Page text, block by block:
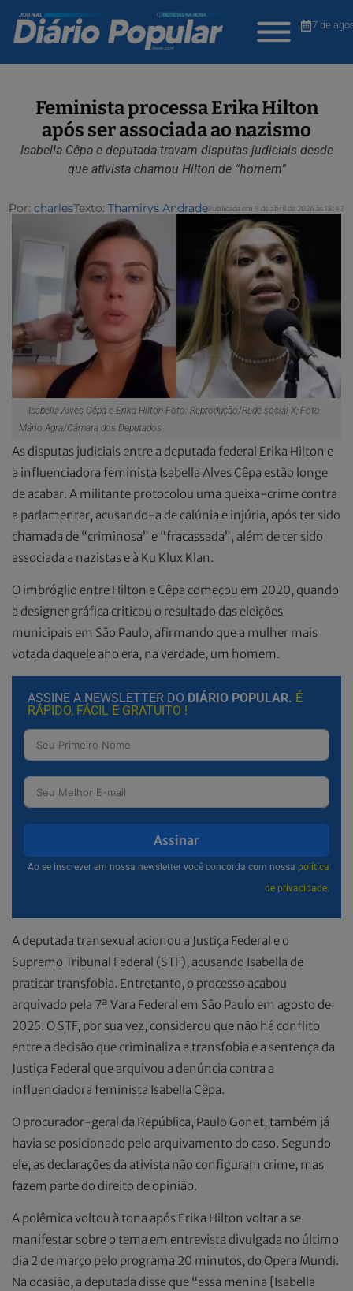
7 de
Feminista processa Erika Hilton
após ser associada ao nazismo
Isabella Cêpa e deputada travam disputas judiciais desde
que ativista chamou Hilton de “homem”
Por: charlesTexto: Thamirys AndradePublicada em 9 de abril de 2026 às 18:47
Isabella Alves Cêpa e Erika Hilton Foto: Reprodução/Rede social X; Foto:
Mário Agra/Câmara dos Deputados
As disputas judiciais entre a deputada federal Erika Hilton e
a influenciadora feminista Isabella Alves Cêpa estão longe
de acabar. A militante protocolou uma queixa-crime contra
a parlamentar, acusando-a de calúnia e injúria, após ter sido
chamada de “criminosa” e “fracassada”, além de ter sido
associada a nazistas e à Ku Klux Klan.
O imbróglio entre Hilton e Cêpa começou em 2020, quando
a designer gráfica criticou o resultado das eleições
municipais em São Paulo, afirmando que a mulher mais
votada daquele ano era, na verdade, um homem.
ASSINE A NEWSLETTER DO DIÁRIO POPULAR. É
RÁPIDO, FÁCIL E GRATUITO !
Assinar
Ao se inscrever em nossa newsletter você concorda com nossa política
de privacidade.
A deputada transexual acionou a Justiça Federal e o
Supremo Tribunal Federal (STF), acusando Isabella de
praticar transfobia. Entretanto, o processo acabou
arquivado pela 7ª Vara Federal em São Paulo em agosto de
2025. O STF, por sua vez, considerou que não há conflito
entre a decisão que criminaliza a transfobia e a sentença da
Justiça Federal que arquivou a denúncia contra a
influenciadora feminista Isabella Cêpa.
O procurador-geral da República, Paulo Gonet, também já
havia se posicionado pelo arquivamento do caso. Segundo
ele, as declarações da ativista não configuram crime, mas
fazem parte do direito de opinião.
A polêmica voltou à tona após Erika Hilton voltar a se
manifestar sobre o tema em entrevista divulgada no último
dia 2 de março pelo programa 20 minutos, do Opera Mundi.
Na ocasião, a deputada disse que “essa menina [Isabella